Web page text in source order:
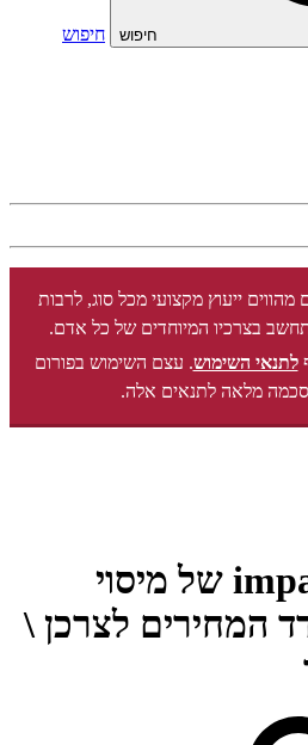
חיפוש
חיפוש
מהווים ייעוץ מקצועי מכל סוג, לרבות
בצרכיו המיוחדים של כל אדם.
לתנאי השימוש. עצם השימוש בפורום
מלאה לתנאים אלה.
שאלה לגביי impact של מיסוי
המחירים לצרכן \